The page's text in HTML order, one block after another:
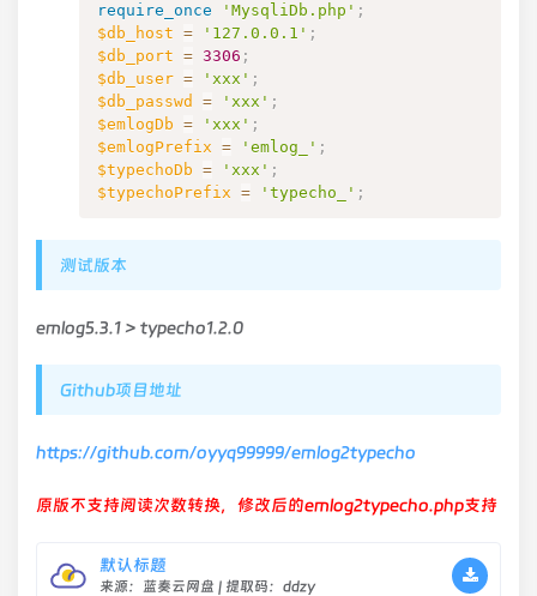
require_once 'MysqliDb.php' ;
$db_host = '127.0.0.1' ;
$db_port = 3306 ;
$db_user = 'xxx' ;
$db_passwd
= 'xxx' ;
$emlogDb = 'xxx' ;
$emlogPrefix = 'emlog_' ;
$typechoDb = 'xxx' ;
$typechoPrefix = 'typecho_' ;
测试版本
emlog5.3.1 > typecho1.2.0
Github项目地址
https://github.com/oyyq99999/emlog2typecho
原版不支持阅读次数转换，修改后的emlog2typecho.php支持
默认标题
来源：蓝奏云网盘 | 提取码：ddzy